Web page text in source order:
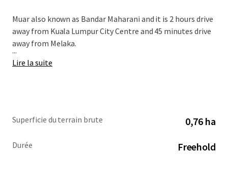
Muar also known as Bandar Maharani and it is 2 hours drive
away from Kuala Lumpur City Centre and 45 minutes drive
away from Melaka.
...
Lire la suite
Superficie du terrain brute 0,76 ha
Durée Freehold